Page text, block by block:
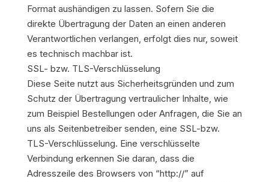
Format aushändigen zu lassen. Sofern Sie die
direkte Übertragung der Daten an einen anderen
Verantwortlichen verlangen, erfolgt dies nur, soweit
es technisch machbar ist.
SSL- bzw. TLS-Verschlüsselung
Diese Seite nutzt aus Sicherheitsgründen und zum
Schutz der Übertragung vertraulicher Inhalte, wie
zum Beispiel Bestellungen oder Anfragen, die Sie an
uns als Seitenbetreiber senden, eine SSL-bzw.
TLS-Verschlüsselung. Eine verschlüsselte
Verbindung erkennen Sie daran, dass die
Adresszeile des Browsers von “http://” auf